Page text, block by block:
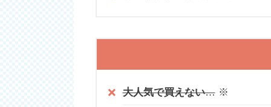
大人気で買えない…※